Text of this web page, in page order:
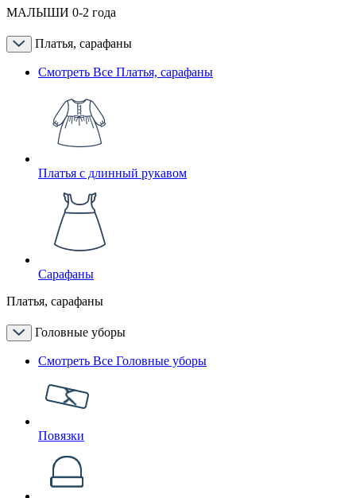
МАЛЫШИ 0-2 года
Платья, сарафаны
Смотреть Все Платья, сарафаны
Платья с длинный рукавом
Сарафаны
Платья, сарафаны
Головные уборы
Смотреть Все Головные уборы
Повязки